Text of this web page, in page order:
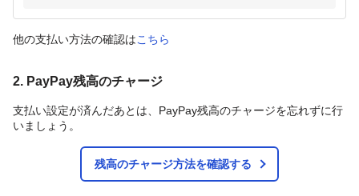
他の支払い方法の確認はこちら
2. PayPay残高のチャージ
支払い設定が済んだあとは、PayPay残高のチャージを忘れずに行
いましょう。
残高のチャージ方法を確認する